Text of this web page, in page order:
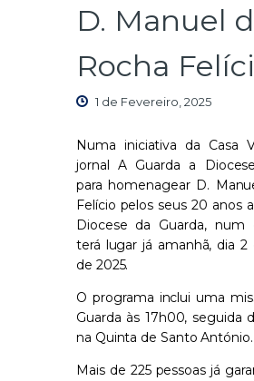
D. Manuel
Rocha
1 de Fevereiro, 2025
Numa iniciativa da Casa
jornal A Guarda a
para homenagear D.
Felício pelos seus 20 anos
Diocese da Guarda, num
terá lugar já amanhã, dia 2
de 2025.
O programa inclui uma
Guarda às 17h00, seguida
na Quinta de Santo António.
Mais de 225 pessoas já